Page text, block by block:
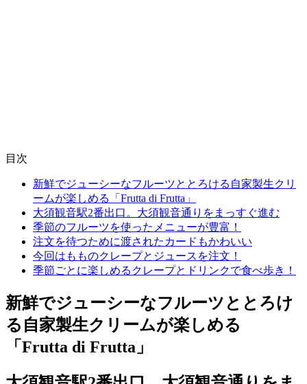
目次
新鮮でジューシーなフルーツととろける自家製生クリ
ームが楽しめる「Frutta di Frutta」
大須観音駅2番出口。大須観音通りをまっすぐ進む
季節のフルーツを使ったメニューが豊富！
注文を待つために渡されたカードもかわいい
今回はもものクレープとジュースを注文！
季節ごとに楽しめるクレープとドリンクで食べ歩き！
新鮮でジューシーなフルーツととろけ
る自家製生クリームが楽しめる
「Frutta di Frutta」